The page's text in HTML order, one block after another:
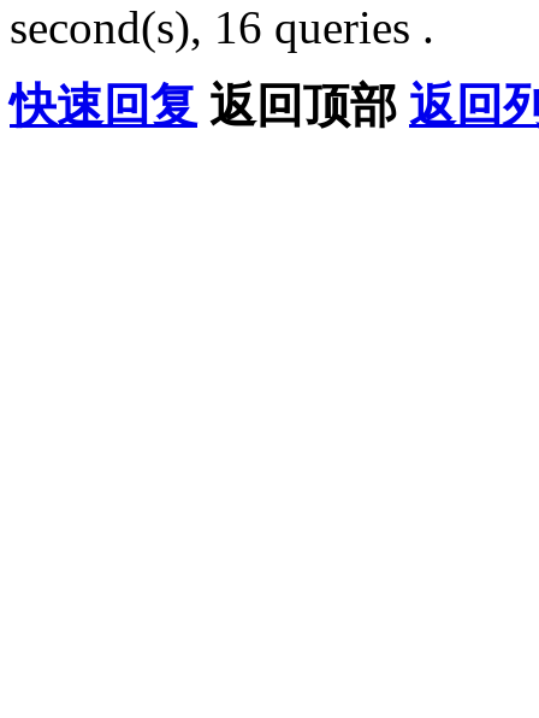
second(s), 16 queries .
快速回复 返回顶部 返回